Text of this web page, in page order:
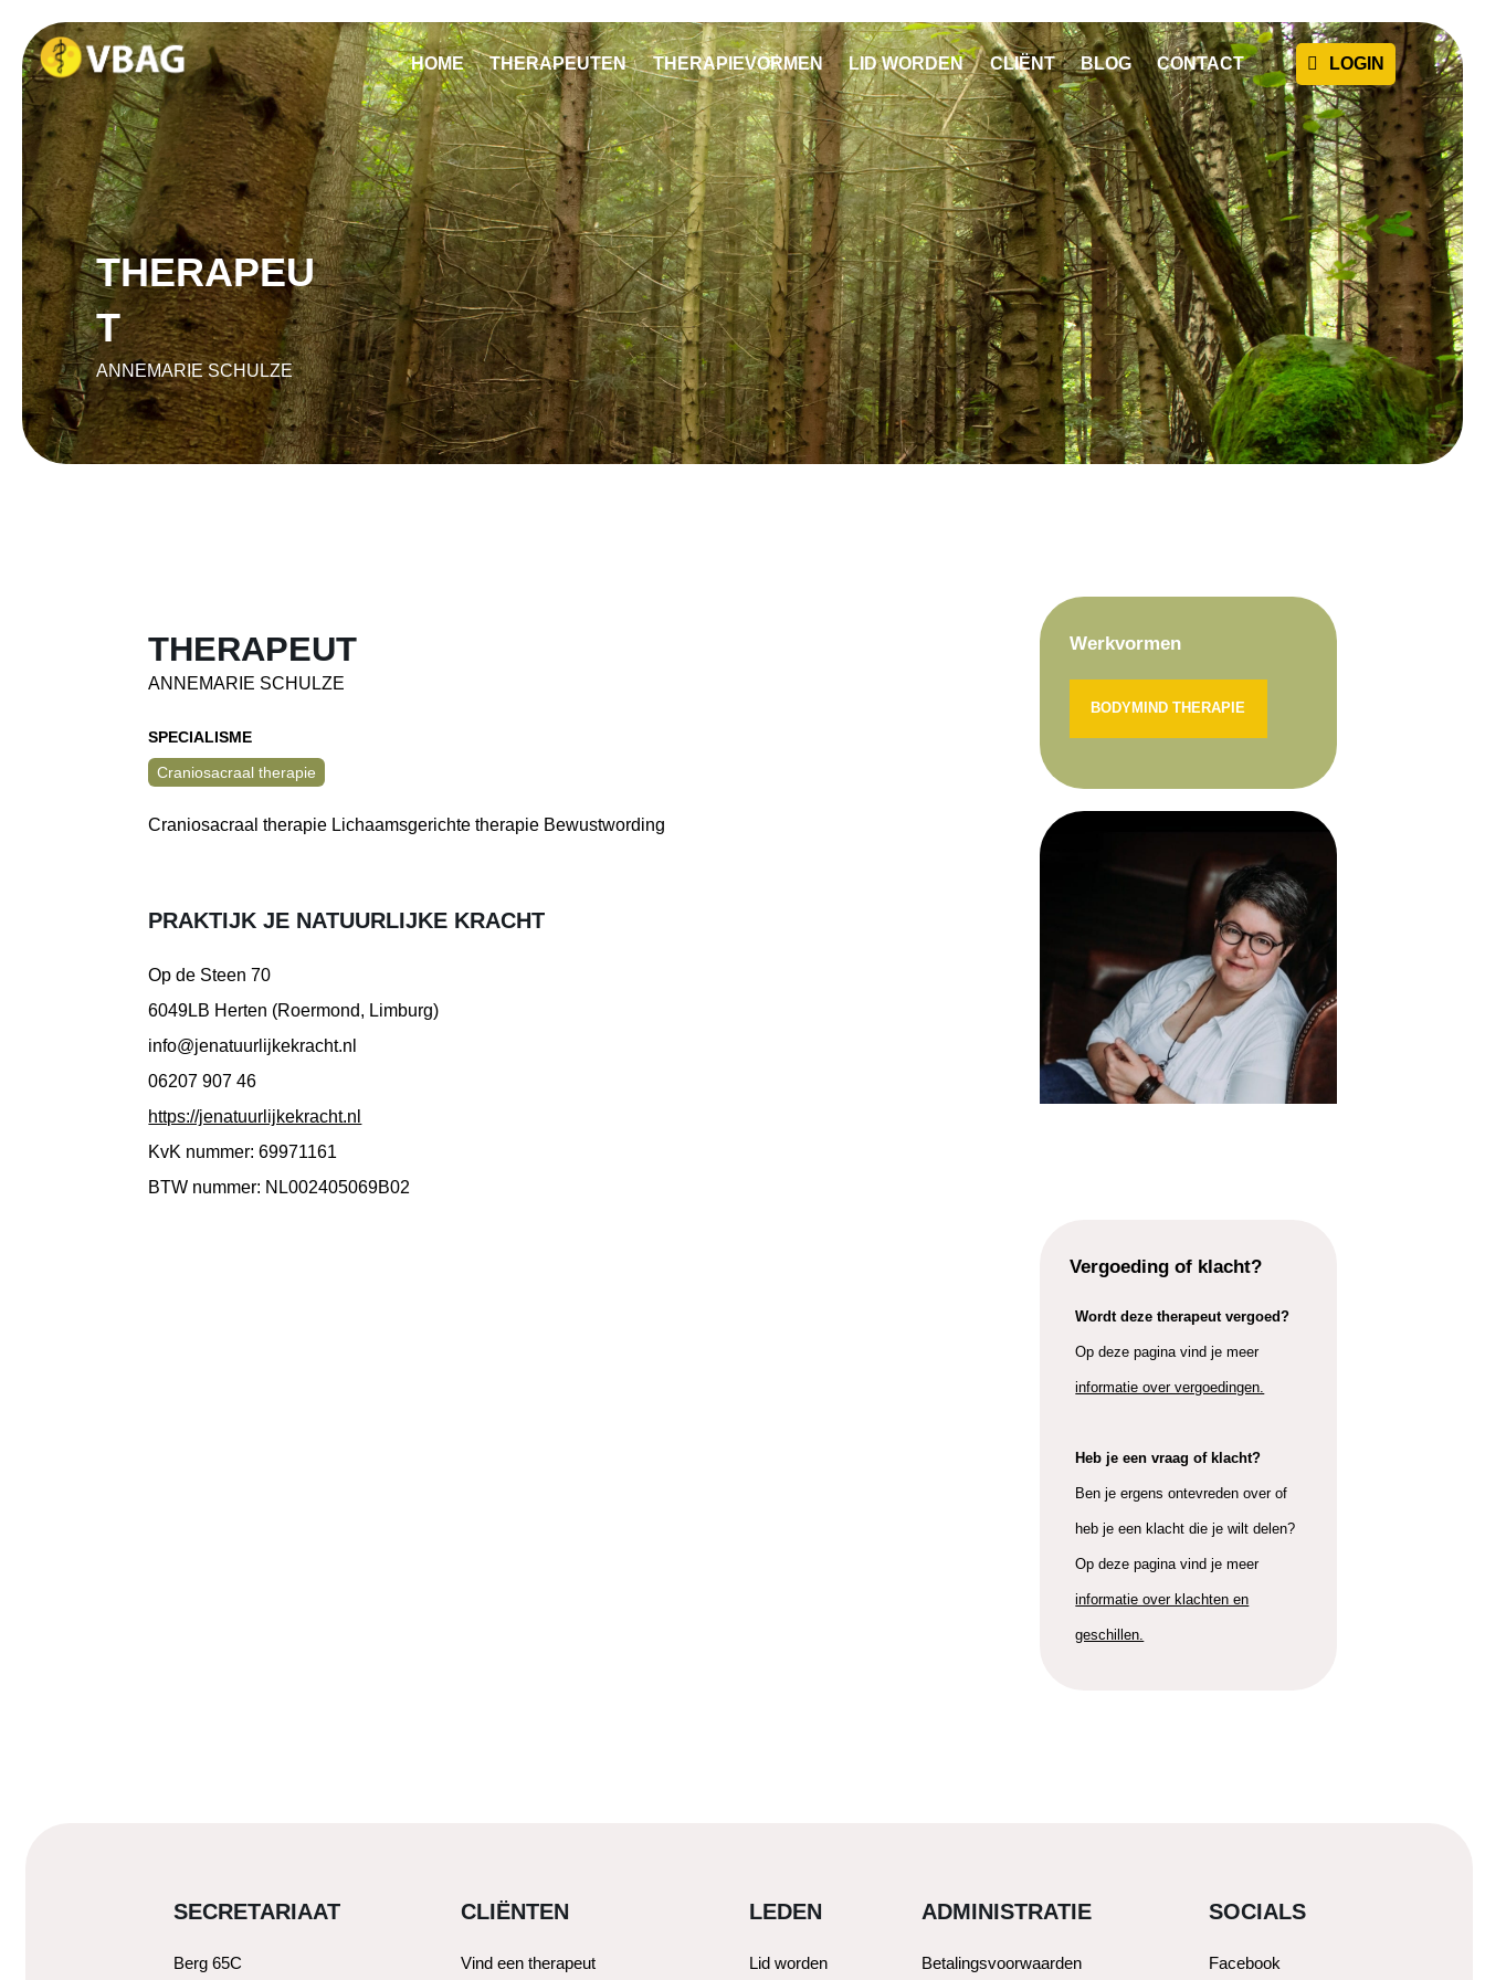
HOME THERAPEUTEN THERAPIEVORMEN LID WORDEN CLIËNT BLOG CONTACT
THERAPEU
T
ANNEMARIE SCHULZE
THERAPEUT
ANNEMARIE SCHULZE
SPECIALISME
Craniosacraal therapie
Craniosacraal therapie Lichaamsgerichte therapie Bewustwording
PRAKTIJK JE NATUURLIJKE KRACHT
Op de Steen 70
6049LB Herten (Roermond, Limburg)
info@jenatuurlijkekracht.nl
06207 907 46
https://jenatuurlijkekracht.nl
KvK nummer: 69971161
BTW nummer: NL002405069B02
Werkvormen
BODYMIND THERAPIE
Vergoeding of klacht?
Wordt deze therapeut vergoed?
Op deze pagina vind je meer
informatie over vergoedingen.
Heb je een vraag of klacht?
Ben je ergens ontevreden over of
heb je een klacht die je wilt delen?
Op deze pagina vind je meer
informatie over klachten en
geschillen.
SECRETARIAAT
Berg 65C
CLIËNTEN
Vind een therapeut
LEDEN
Lid worden
ADMINISTRATIE
Betalingsvoorwaarden
SOCIALS
Facebook